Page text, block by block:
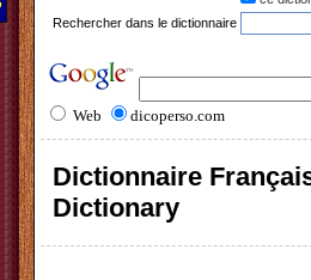
Rechercher dans le dictionnaire
Web dicoperso.com
Dictionnaire
Dictionary